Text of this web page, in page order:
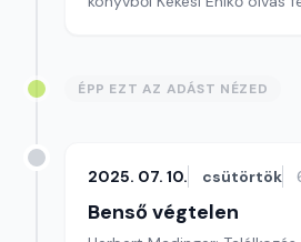
ÉPP EZT AZ ADÁST NÉZED
2025. 07. 10. csütörtök
Benső végtelen